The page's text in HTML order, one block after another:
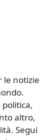
le notizie
politica,
altro,
Segui